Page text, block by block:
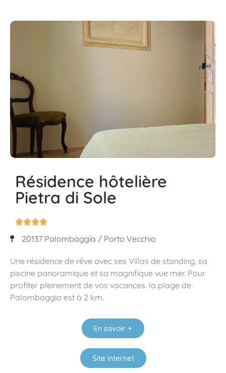
Résidence hôtelière
Pietra di Sole

20137 Palombaggia / Porto Vecchio
Une résidence de rêve avec ses Villas de standing, sa
piscine panoramique et sa magnifique vue mer. Pour
profiter pleinement de vos vacances. la plage de
Palombaggia est à 2 km.
En savoir +
Site internet